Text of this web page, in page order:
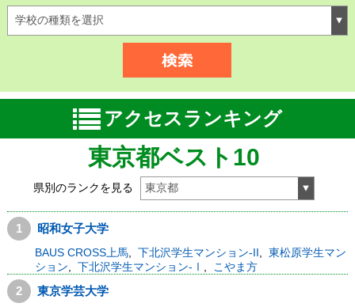
アクセスランキング
東京都ベスト10
県別のランクを見る
1 昭和女子大学
BAUS CROSS上馬, 下北沢学生マンション-II
東松原学生マン
ション
下北沢学生マンション-Ⅰ こやま方
2 東京学芸大学